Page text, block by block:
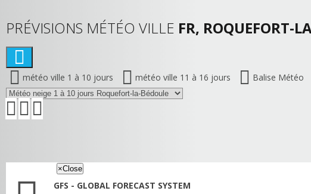
PRÉVISIONS MÉTÉO VILLE FR, ROQUEFORT-
météo ville 1 à 10 jours météo ville 11 à 16 jours Balise Météo
×Close
GFS - GLOBAL FORECAST SYSTEM